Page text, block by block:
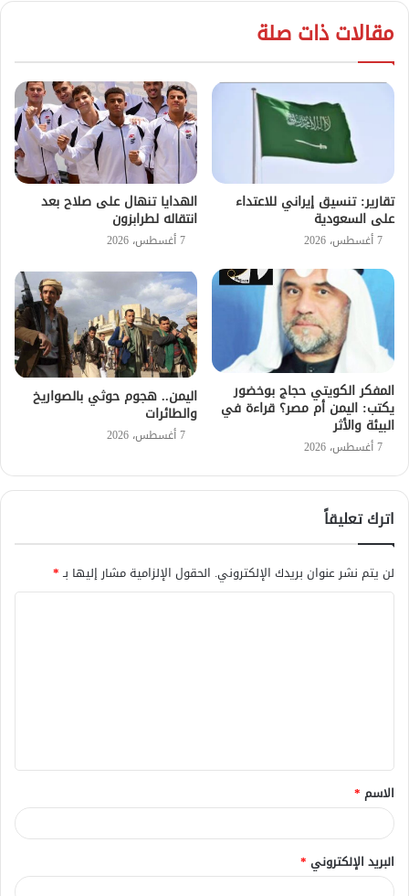
مقالات ذات صلة
تقارير: تنسيق إيراني للاعتداء
على السعودية
7 أغسطس، 2026
الهدايا تنهال على صلاح بعد
انتقاله لطرابزون
7 أغسطس، 2026
المفكر الكويتي حجاج بوخضور
يكتب: اليمن أم مصر؟ قراءة في
البيئة والأثر
7 أغسطس، 2026
اليمن.. هجوم حوثي بالصواريخ
والطائرات
7 أغسطس، 2026
اترك تعليقاً
لن يتم نشر عنوان بريدك الإلكتروني. الحقول الإلزامية مشار إليها بـ*
ق
*
الاسم *
البريد الإلكتروني *